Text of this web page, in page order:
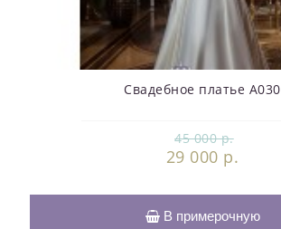
Свадебное платье А030
45 000 р.
29 000 р.
В примерочную